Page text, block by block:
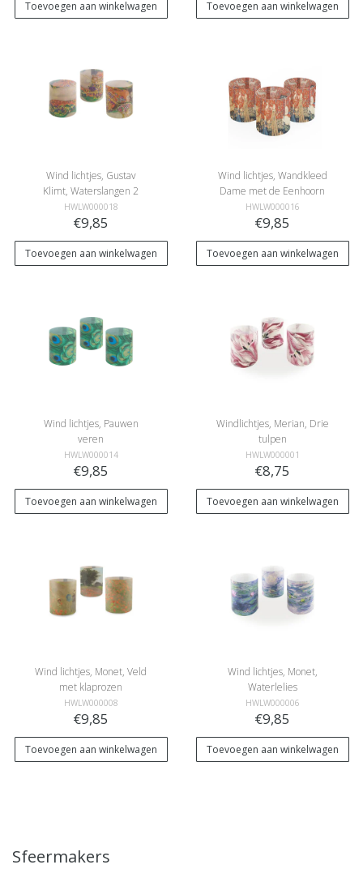
Toevoegen aan winkelwagen Toevoegen aan winkelwagen
Wind lichtjes, Gustav
Klimt, Waterslangen 2
HWLW000018
€9,85
Toevoegen aan winkelwagen
Wind lichtjes, Wandkleed
Dame met de Eenhoorn
HWLW000016
€9,85
Toevoegen aan winkelwagen
Wind lichtjes, Pauwen
veren
HWLW000014
€9,85
Toevoegen aan winkelwagen
Windlichtjes, Merian, Drie
tulpen
HWLW000001
€8,75
Toevoegen aan winkelwagen
Wind lichtjes, Monet, Veld
met klaprozen
HWLW000008
€9,85
Toevoegen aan winkelwagen
Wind lichtjes, Monet,
Waterlelies
HWLW000006
€9,85
Toevoegen aan winkelwagen
Sfeermakers